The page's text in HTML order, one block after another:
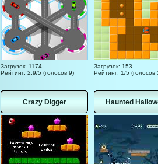
Загрузок: 1174
Рейтинг: 2.9/5 (голосов 9)
Загрузок: 153
Рейтинг: 1/5 (голосов
Crazy Digger Haunted